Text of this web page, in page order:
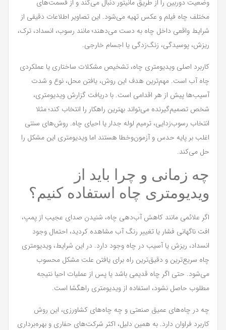
وضعیت دوربین را از طریق مانیتور دنبال می‌کند و از قسمت‌های
مختلف چاه فیلم و عکس تهیه می‌شود. این تصاویر اطلاعات دقیقی از
شرایط واقعی داخل چاه به دست می‌دهند؛ مانند رسوب، انسداد، ترک،
ریزش، پوسیدگی، زنگ‌زدگی یا اجسام خارجی.
کاربرد اصلی ویدیومتری چاه، تشخیص مشکلات ساختاری یا عملکردی
چاه آب است. مهم‌ترین هدف این روش، یافتن محل، نوع و شدت
آسیب‌ها پیش از هر اقدامی است. با دریافت گزارش ویدیومتری،
شخص تصمیم‌گیرنده می‌تواند بهترین راهکار را انتخاب کند؛ مثلا
انتخاب رسوب‌زدایی، ترمیم لوله جدار یا احیای چاه. روش‌های سنتی
اغلب بر پایه حدس و آزمون‌وخطا هستند اما ویدیومتری این مشکل را
حل می‌کند.
چه زمانی و چرا باید از
ویدیومتری چاه استفاده کنیم؟
اگر علائمی مانند کاهش آب‌دهی چاه، شنیدن صدای عجیب از پمپ،
افت ناگهانی فشار یا تغییر رنگ آب مشاهده کردید، احتمال وجود
انسداد، ریزش یا آسیب در چاه وجود دارد. در این شرایط، ویدیومتری
چاه سریع‌ترین و دقیق‌ترین راه برای یافتن علت مشکل محسوب
می‌شود. حتی اگر چاه قدیمی باشد یا پس از عملیات احیا نتیجه
مطلوب حاصل نشود، استفاده از ویدیومتری راهگشا است.
چه در چاه‌های عمیق صنعتی و چه چاه‌های کشاورزی، این روش
کاربرد فراوان دارد. به همین دلیل، اکثر شرکت‌های حفاری و بهره‌برداری